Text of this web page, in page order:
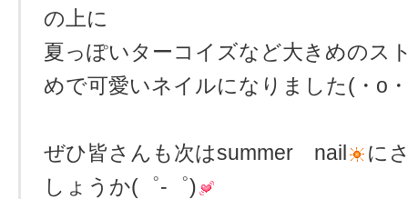
の上に
夏っぽいターコイズなど大きめのス
めで可愛いネイルになりました(・o
ぜひ皆さんも次はsummer nail
に
しょうか(゜-゜)